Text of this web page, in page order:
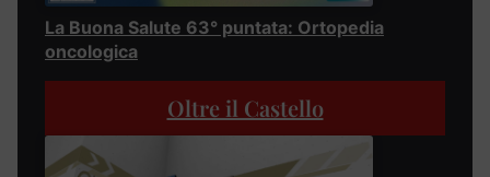
La Buona Salute 63° puntata: Ortopedia
oncologica
Oltre il Castello